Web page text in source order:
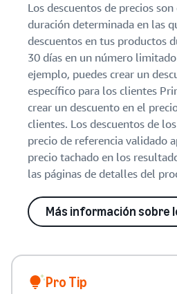
Los descuentos de precios
duración determinada en las
descuentos en tus productos
30 días en un número
ejemplo, puedes crear un
específico para los clientes
crear un descuento en el
clientes. Los descuentos de
precio de referencia validado
precio tachado en los
las páginas de detalles del
Más información sobre
Pro Tip